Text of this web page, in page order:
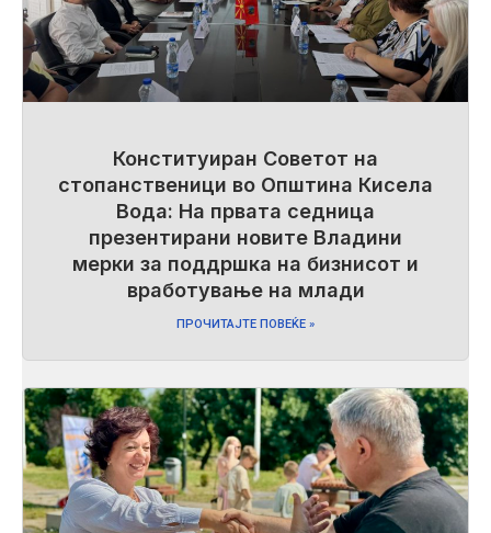
Конституиран Советот на
стопанственици во Општина Кисела
Вода: На првата седница
презентирани новите Владини
мерки за поддршка на бизнисот и
вработување на млади
ПРОЧИТАЈТЕ ПОВЕЌЕ »